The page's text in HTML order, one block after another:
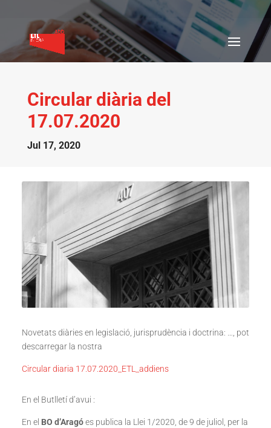
Circular diària del
17.07.2020
Jul 17, 2020
Novetats diàries en legislació, jurisprudència i doctrina: …, pot
descarregar la nostra
Circular diaria 17.07.2020_ETL_addiens
En el Butlletí d’avui :
En el BO d’Aragóes publica la Llei 1/2020, de 9 de juliol, per la